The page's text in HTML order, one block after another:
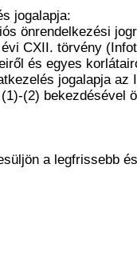
jogalapja:
önrendelkezési
CXII. törvény
és egyes
jogalapja az
(2) bekezdésével
a legfrissebb